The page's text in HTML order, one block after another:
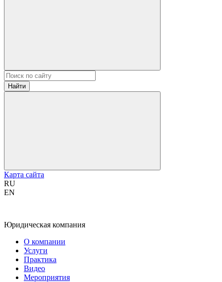
Найти
Карта сайта
RU
EN
Юридическая компания
О компании
Услуги
Практика
Видео
Мероприятия